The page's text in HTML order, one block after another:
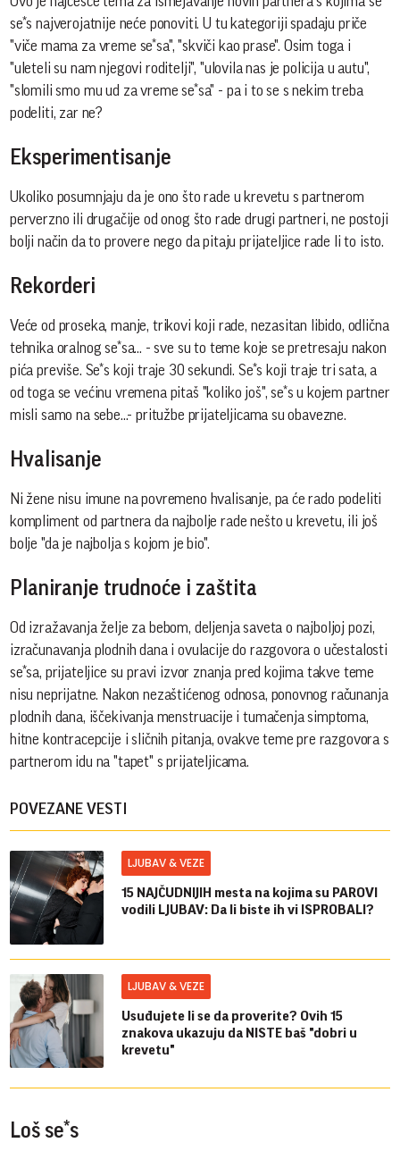
se*s najverojatnije neće ponoviti. U tu kategoriji spadaju priče
"viče mama za vreme se*sa", "skviči kao prase". Osim toga i
"uleteli su nam njegovi roditelji", "ulovila nas je policija u autu",
"slomili smo mu ud za vreme se*sa" - pa i to se s nekim treba
podeliti, zar ne?
Eksperimentisanje
Ukoliko posumnjaju da je ono što rade u krevetu s partnerom
perverzno ili drugačije od onog što rade drugi partneri, ne postoji
bolji način da to provere nego da pitaju prijateljice rade li to isto.
Rekorderi
Veće od proseka, manje, trikovi koji rade, nezasitan libido, odlična
tehnika oralnog se*sa... - sve su to teme koje se pretresaju nakon
pića previše. Se*s koji traje 30 sekundi. Se*s koji traje tri sata, a
od toga se većinu vremena pitaš "koliko još", se*s u kojem partner
misli samo na sebe...- pritužbe prijateljicama su obavezne.
Hvalisanje
Ni žene nisu imune na povremeno hvalisanje, pa će rado podeliti
kompliment od partnera da najbolje rade nešto u krevetu, ili još
bolje "da je najbolja s kojom je bio".
Planiranje trudnoće i zaštita
Od izražavanja želje za bebom, deljenja saveta o najboljoj pozi,
izračunavanja plodnih dana i ovulacije do razgovora o učestalosti
se*sa, prijateljice su pravi izvor znanja pred kojima takve teme
nisu neprijatne. Nakon nezaštićenog odnosa, ponovnog računanja
plodnih dana, iščekivanja menstruacije i tumačenja simptoma,
hitne kontracepcije i sličnih pitanja, ovakve teme pre razgovora s
partnerom idu na "tapet" s prijateljicama.
POVEZANE VESTI
LJUBAV & VEZE
15 NAJČUDNIJIH mesta na kojima su PAROVI
vodili LJUBAV: Da li biste ih vi ISPROBALI?
LJUBAV & VEZE
Usuđujete li se da proverite? Ovih 15
znakova ukazuju da NISTE baš "dobri u
krevetu"
Loš se*s